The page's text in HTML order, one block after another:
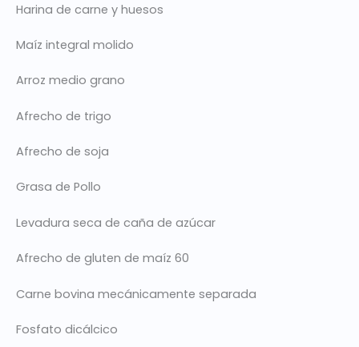
Harina de carne y huesos
Maíz integral molido
Arroz medio grano
Afrecho de trigo
Afrecho de soja
Grasa de Pollo
Levadura seca de caña de azúcar
Afrecho de gluten de maíz 60
Carne bovina mecánicamente separada
Fosfato dicálcico